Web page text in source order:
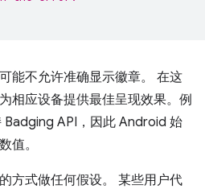
能不允许准确显示徽章。 在这
相应设备提供最佳呈现效果。例
API，因此 Android 始
值。
方式做任何假设。 某些用户代